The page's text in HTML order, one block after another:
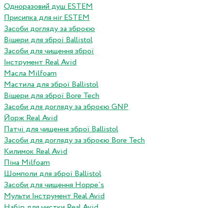
Одноразовий душ ESTEM
Присипка для ніг ESTEM
Засоби догляду за зброєю
Вішери для зброї Ballistol
Засоби для чищення зброї
Інструмент Real Avid
Масла Milfoam
Мастила для зброї Ballistol
Вішери для зброї Bore Tech
Засоби для догляду за зброєю GNP
Йорж Real Avid
Патчі для чищення зброї Ballistol
Засоби для догляду за зброєю Bore Tech
Килимок Real Avid
Піна Milfoam
Шомполи для зброї Ballistol
Засоби для чищення Hoppe`s
Мульти Інструмент Real Avid